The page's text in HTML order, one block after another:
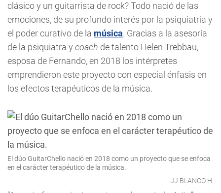
clásico y un guitarrista de rock? Todo nació de las
emociones, de su profundo interés por la psiquiatría y
el poder curativo de la música. Gracias a la asesoría
de la psiquiatra y coach de talento Helen Trebbau,
esposa de Fernando, en 2018 los intérpretes
emprendieron este proyecto con especial énfasis en
los efectos terapéuticos de la música.
El dúo GuitarChello nació en 2018 como un proyecto que se enfoca
en el carácter terapéutico de la música.
JJ BLANCO H.